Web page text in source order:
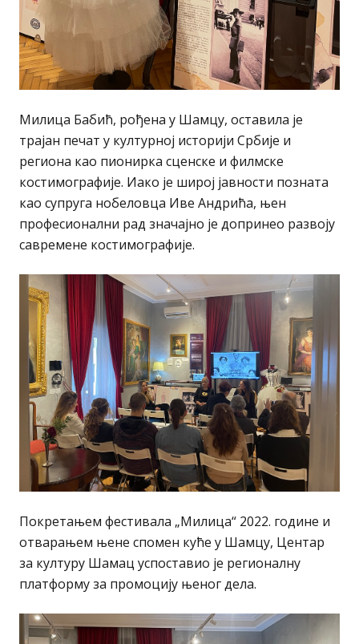
Милица Бабић, рођена у Шамцу, оставила је
трајан печат у културној историји Србије и
региона као пионирка сценске и филмске
костимографије. Иако је широј јавности позната
као супруга нобеловца Иве Андрића, њен
професионални рад значајно је допринео развоју
савремене костимографије.
Покретањем фестивала „Милица“ 2022. године и
отварањем њене спомен куће у Шамцу, Центар
за културу Шамац успоставио је регионалну
платформу за промоцију њеног дела.